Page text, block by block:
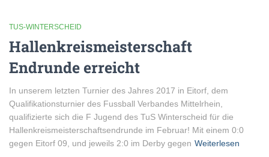
TUS-WINTERSCHEID
Hallenkreismeisterschaft
Endrunde erreicht
In unserem letzten Turnier des Jahres 2017 in Eitorf, dem
Qualifikationsturnier des Fussball Verbandes Mittelrhein,
qualifizierte sich die F Jugend des TuS Winterscheid für die
Hallenkreismeisterschaftsendrunde im Februar! Mit einem 0:0
gegen Eitorf 09, und jeweils 2:0 im Derby gegen Weiterlesen